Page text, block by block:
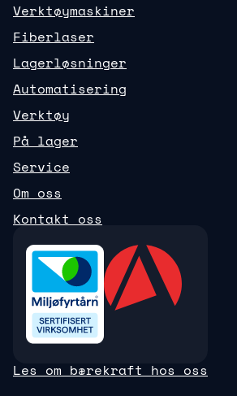
Verktøymaskiner
Fiberlaser
Lagerløsninger
Automatisering
Verktøy
På lager
Service
Om oss
Kontakt oss
Les om bærekraft hos oss